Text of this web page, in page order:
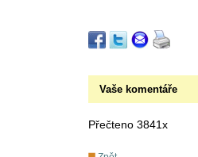
Vaše komentáře
Přečteno 3841x